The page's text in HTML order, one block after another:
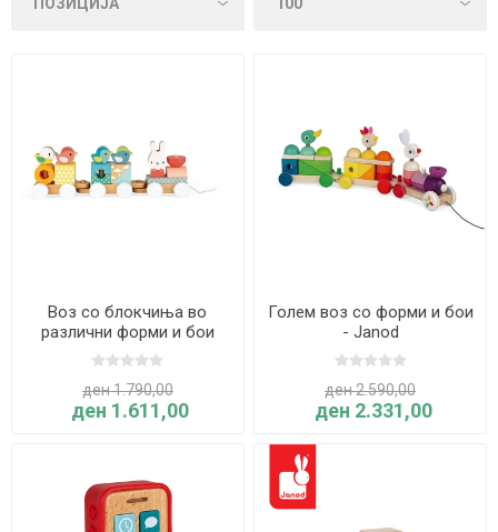
Воз со блокчиња во
различни форми и бои
ден 1.790,00
ден 1.611,00
Голем воз со форми и бои
- Janod
ден 2.590,00
ден 2.331,00